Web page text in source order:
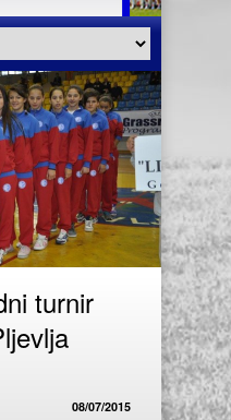
turnir
08/07/2015